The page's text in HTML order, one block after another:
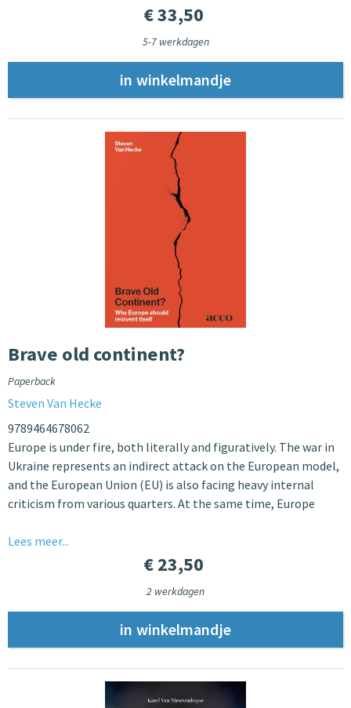
€ 33,50
5-7 werkdagen
Brave old continent?
Paperback
Steven Van Hecke
9789464678062
Europe is under fire, both literally and figuratively. The war in
Ukraine represents an indirect attack on the European model,
and the European Union (EU) is also facing heavy internal
criticism from various quarters. At the same time, Europe
Lees meer...
€ 23,50
2 werkdagen